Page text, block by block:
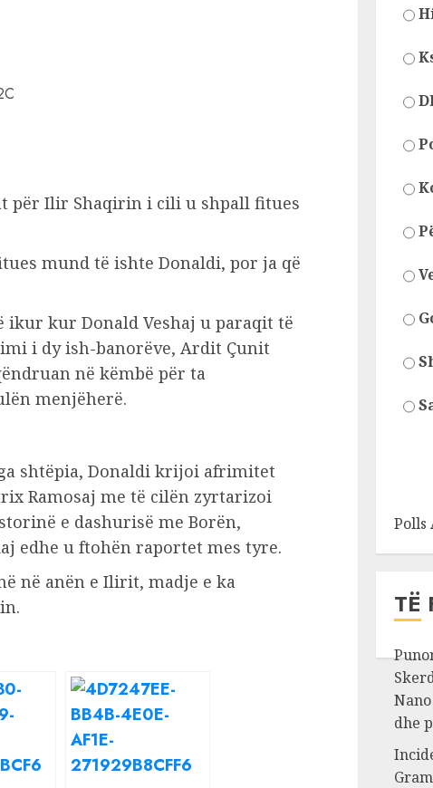
për Ilir Shaqirin i cili u shpall fitues
mund të ishte Donaldi, por ja që
ikur kur Donald Veshaj u paraqit të
i dy ish-banorëve, Ardit Çunit
në këmbë për ta
menjëherë.
shtëpia, Donaldi krijoi afrimitet
Ramosaj me të cilën zyrtarizoi
e dashurisë me Borën,
edhe u ftohën raportet mes tyre.
në anën e Ilirit, madje e ka
Polls
TË
dhe